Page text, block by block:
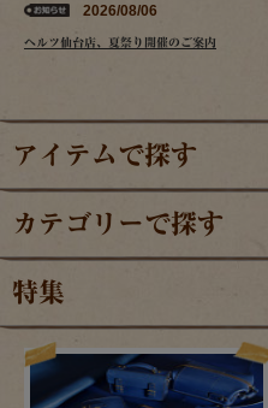
2026/08/06
ヘルツ仙台店、夏祭り開催のご案内
アイテムで探す
カテゴリーで探す
特集